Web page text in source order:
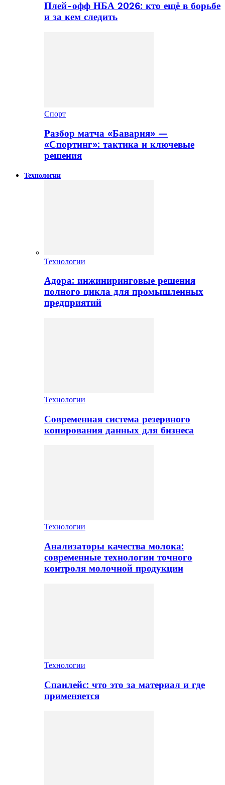
Плей-офф НБА 2026: кто ещё в борьбе
и за кем следить
Спорт
Разбор матча «Бавария» —
«Спортинг»: тактика и ключевые
решения
Технологии
Технологии
Адора: инжиниринговые решения
полного цикла для промышленных
предприятий
Технологии
Современная система резервного
копирования данных для бизнеса
Технологии
Анализаторы качества молока:
современные технологии точного
контроля молочной продукции
Технологии
Спанлейс: что это за материал и где
применяется